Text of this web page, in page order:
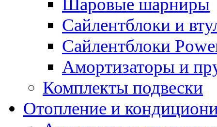
Сайлентблоки и
Сайлентблоки
Амортизаторы и
Комплекты подвески
Отопление и